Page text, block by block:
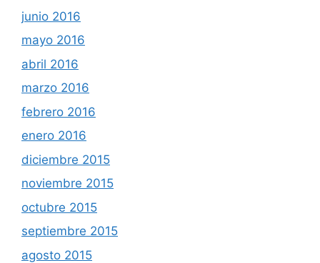
junio 2016
mayo 2016
abril 2016
marzo 2016
febrero 2016
enero 2016
diciembre 2015
noviembre 2015
octubre 2015
septiembre 2015
agosto 2015